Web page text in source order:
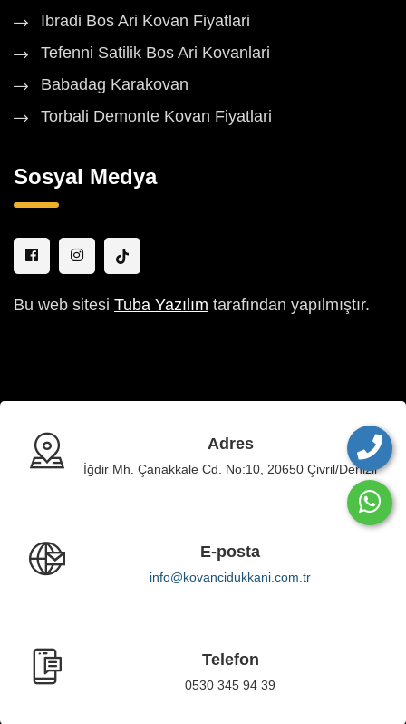
Ibradi Bos Ari Kovan Fiyatlari
Tefenni Satilik Bos Ari Kovanlari
Babadag Karakovan
Torbali Demonte Kovan Fiyatlari
Sosyal Medya
Bu web sitesi Tuba Yazılım tarafından yapılmıştır.
Adres
İğdir Mh. Çanakkale Cd. No:10, 20650 Çivril/Denizli
E-posta
info@kovancidukkani.com.tr
Telefon
0530 345 94 39